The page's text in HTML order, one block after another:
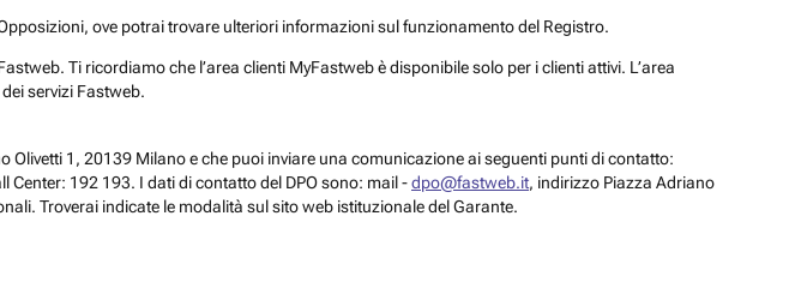
ove potrai trovare ulteriori informazioni sul funzionamento del Registro.
Ti ricordiamo che l’area clienti MyFastweb è disponibile solo per i clienti attivi. L’area
servizi Fastweb.
Olivetti 1, 20139 Milano e che puoi inviare una comunicazione ai seguenti punti di contatto:
Center: 192 193. I dati di contatto del DPO sono: mail -dpo@fastweb.it, indirizzo Piazza Adriano
Troverai indicate le modalità sul sito web istituzionale del Garante.